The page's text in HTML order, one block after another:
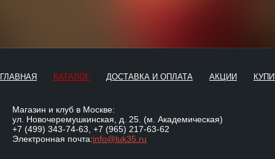
ГЛАВНАЯ КАТАЛОГ ДОСТАВКА И ОПЛАТА АКЦИИ
Магазин и клуб в Москве:
ул. Новочеремушкинская, д. 25. (м. Академическая)
+7 (499) 343-74-63 +7 (965) 217-63-62
Электронная почта:info@luk35.ru